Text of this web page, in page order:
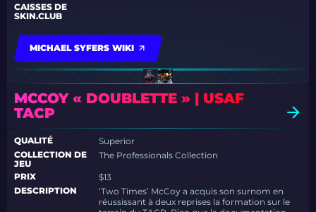
CAISSES DE
SKIN.CLUB
MICHAEL SYFERS WIKI
MCCOY « DOUBLETTE » | USAF
TACP
QUALITÉ
Superior
COLLECTION DE
JEU
The Professionals Collection
PRIX
$13
DESCRIPTION
‘Two Times’ McCoy a acquis son surnom en
réussissant à deux reprises la formation sur le